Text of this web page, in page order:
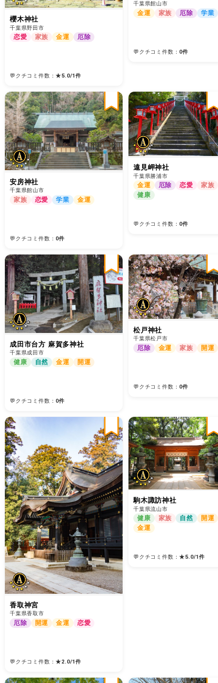
櫻木神社
千葉県野田市
恋愛 家族 金運 厄除
💬クチコミ件数：★5.0/1件
千葉県館山市
金運 家族 厄除 学業
💬クチコミ件数： 0件
安房神社
千葉県館山市
家族 恋愛 学業 金運
💬クチコミ件数： 0件
遠見岬神社
千葉県勝浦市
金運 厄除 恋愛
家族
健康
💬クチコミ件数： 0件
成田市台方 麻賀多神社
千葉県成田市
健康 自然 金運 開運
💬クチコミ件数： 0件
松戸神社
千葉県松戸市
厄除 金運 家族 開運
💬クチコミ件数： 0件
香取神宮
千葉県香取市
厄除 開運 金運 恋愛
💬クチコミ件数：★2.0/1件
駒木諏訪神社
千葉県流山市
健康 家族 自然
開運
金運
💬クチコミ件数：★5.0/1件